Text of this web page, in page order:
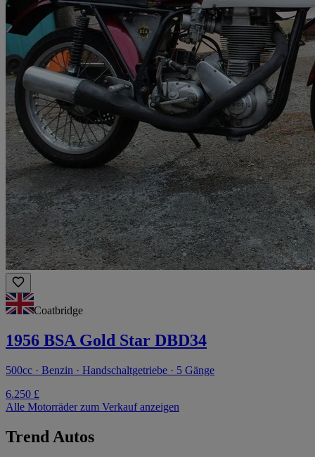
Coatbridge
1956 BSA Gold Star DBD34
500cc · Benzin · Handschaltgetriebe · 5 Gänge
6.250 £
Alle Motorräder zum Verkauf anzeigen
Trend Autos